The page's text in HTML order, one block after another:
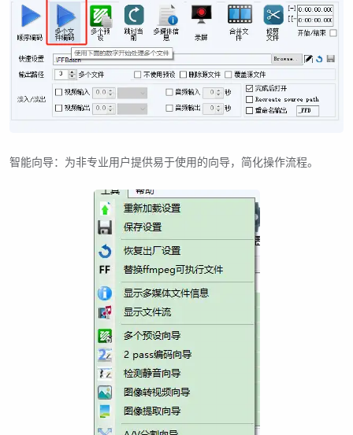
智能向导：为非专业用户提供易于使用的向导，简化操作流程。